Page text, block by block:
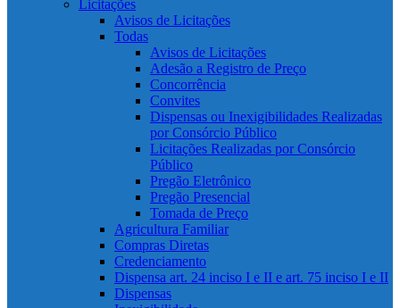
Licitações
Avisos de Licitações
Todas
Avisos de Licitações
Adesão a Registro de Preço
Concorrência
Convites
Dispensas ou Inexigibilidades Realizadas
por Consórcio Público
Licitações Realizadas por Consórcio
Público
Pregão Eletrônico
Pregão Presencial
Tomada de Preço
Agricultura Familiar
Compras Diretas
Credenciamento
Dispensa art. 24 inciso I e II e art. 75 inciso I e II
Dispensas